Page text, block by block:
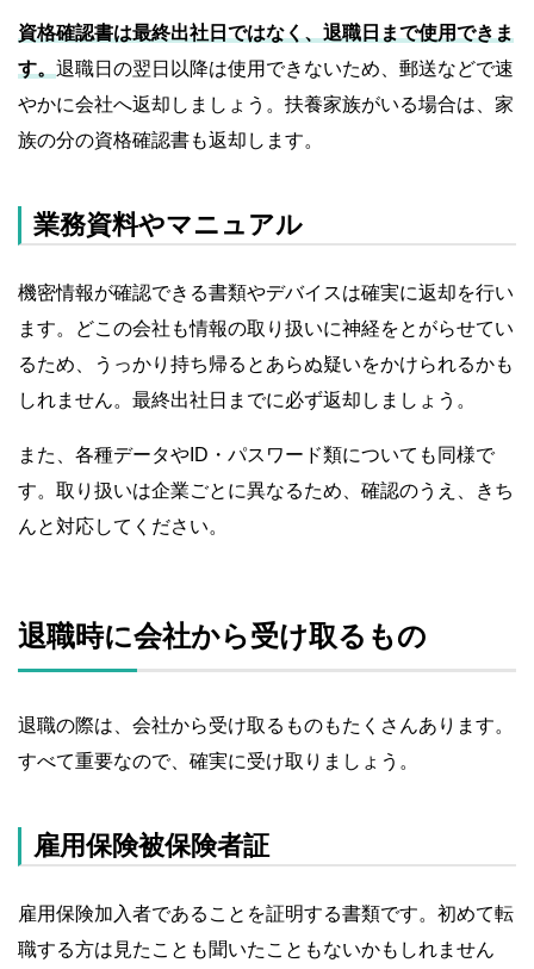
資格確認書は最終出社日ではなく、退職日まで使用できま
す。 退職日の翌日以降は使用できないため、郵送などで速
やかに会社へ返却しましょう。扶養家族がいる場合は、家
族の分の資格確認書も返却します。
業務資料やマニュアル
機密情報が確認できる書類やデバイスは確実に返却を行い
ます。どこの会社も情報の取り扱いに神経をとがらせてい
るため、うっかり持ち帰るとあらぬ疑いをかけられるかも
しれません。最終出社日までに必ず返却しましょう。
また、各種データやID・パスワード類についても同様で
す。取り扱いは企業ごとに異なるため、確認のうえ、きち
んと対応してください。
退職時に会社から受け取るもの
退職の際は、会社から受け取るものもたくさんあります。
すべて重要なので、確実に受け取りましょう。
雇用保険被保険者証
雇用保険加入者であることを証明する書類です。初めて転
職する方は見たことも聞いたこともないかもしれません